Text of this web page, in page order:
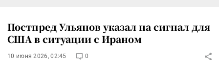
Постпред Ульянов указал на сигнал для
США в ситуации с Ираном
10 июня 2026, 02:45 0